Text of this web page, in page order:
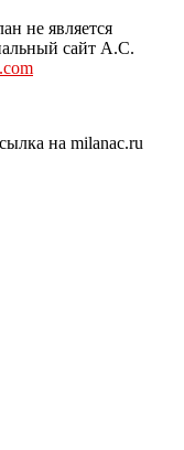
не является
сайт A.C.
на milanac.ru